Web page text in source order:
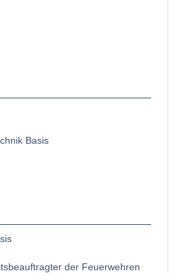
Basis
der Feuerwehren